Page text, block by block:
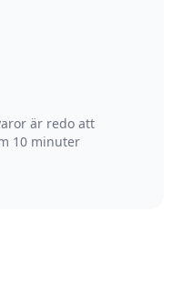
är redo att
10 minuter